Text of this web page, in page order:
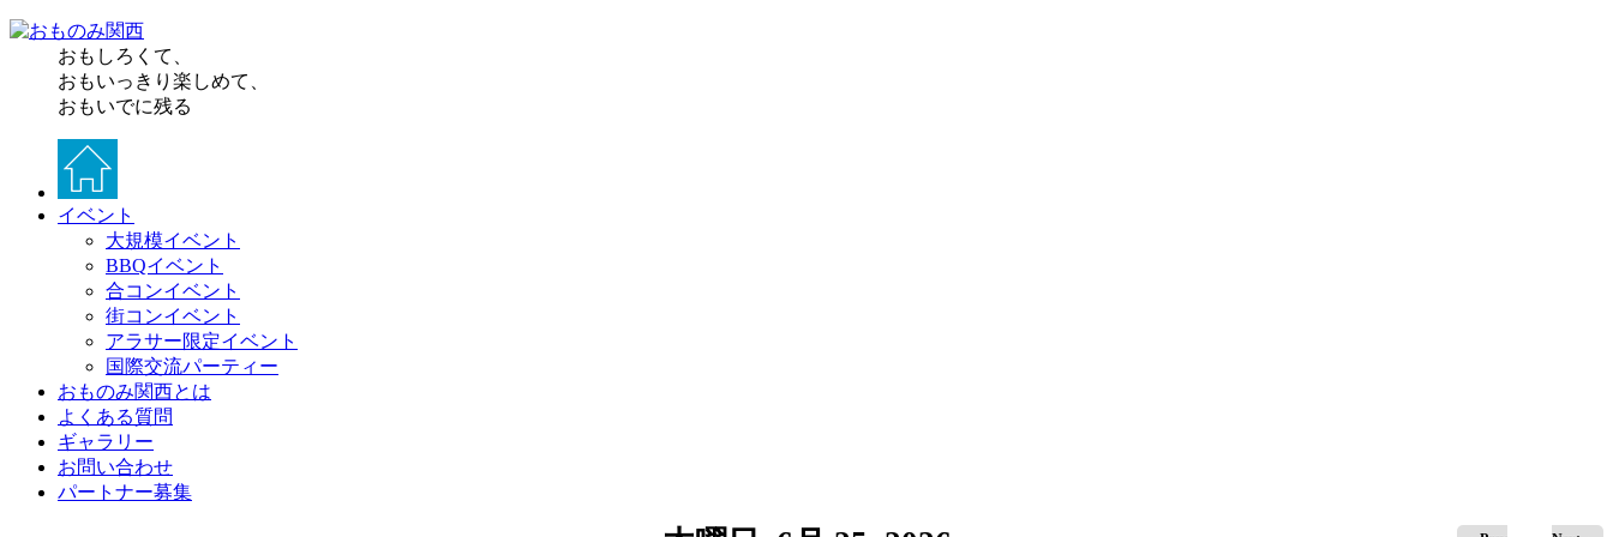
おもしろくて、
おもいっきり楽しめて、
おもいでに残る
イベント
大規模イベント
BBQイベント
合コンイベント
街コンイベント
アラサー限定イベント
国際交流パーティー
おものみ関西とは
よくある質問
ギャラリー
お問い合わせ
パートナー募集